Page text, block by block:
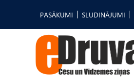
PASĀKUMI SLUDINĀJUMI